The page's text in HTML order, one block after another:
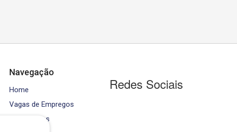
Navegação
Home
Vagas de Empregos
Contratados
Redes Sociais